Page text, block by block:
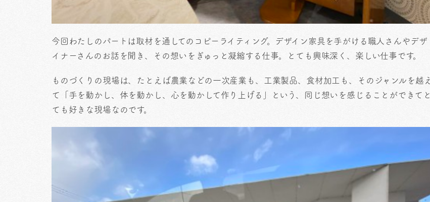
今回わたしのパートは取材を通してのコピーライティング。デザイン家具を手がける職人さんやデザ
イナーさんのお話を聞き、その想いをぎゅっと凝縮する仕事。とても興味深く、楽しい仕事です。
ものづくりの現場は、たとえば農業などの一次産業も、工業製品、食材加工も、そのジャンルを越え
て「手を動かし、体を動かし、心を動かして作り上げる」という、同じ想いを感じることができてと
ても好きな現場なのです。